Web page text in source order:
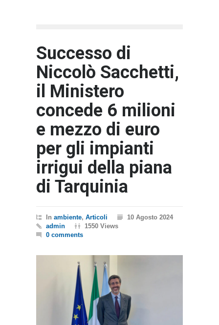
Successo di
Niccolò Sacchetti,
il Ministero
concede 6 milioni
e mezzo di euro
per gli impianti
irrigui della piana
di Tarquinia
In ambiente, Articoli
10 Agosto 2024
admin
1550 Views
0 comments